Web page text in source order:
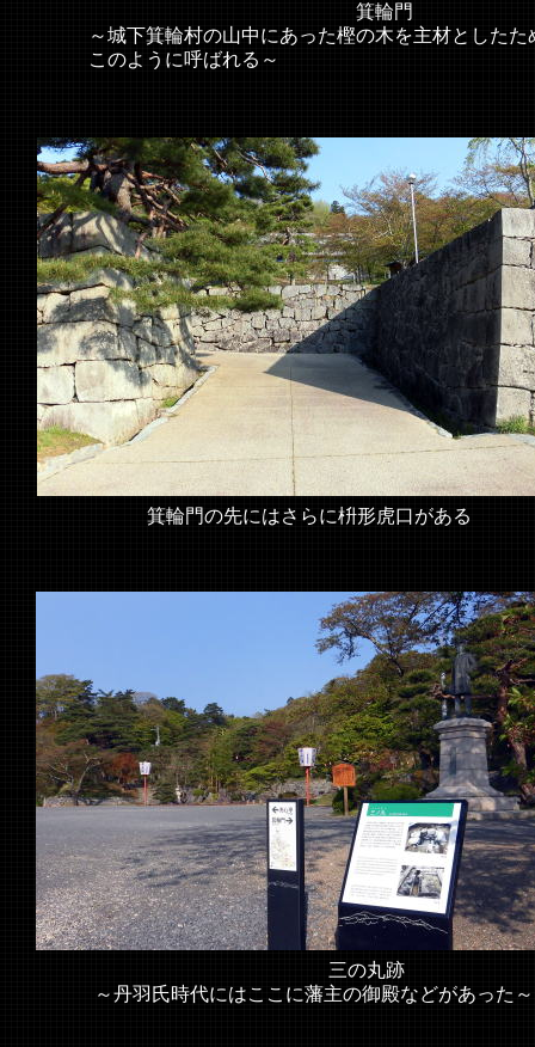
三の丸跡
～丹羽氏時代にはここに藩主の御殿などがあった～
箕輪門の先にはさらに枡形虎口がある
箕輪門
～城下箕輪村の山中にあった樫の木を主材としたた
このように呼ばれる～